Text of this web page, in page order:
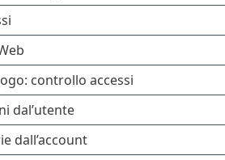
controllo accessi
dal’utente
dall’account